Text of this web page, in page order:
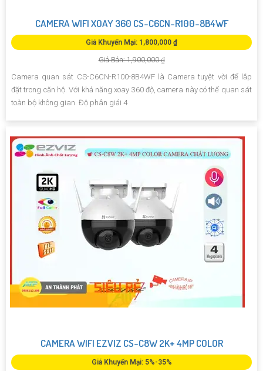
CAMERA WIFI XOAY 360 CS-C6CN-R100-8B4WF
Giá Khuyến Mại: 1,800,000 ₫
Giá Bán: 1,900,000 ₫
Camera quan sát CS-C6CN-R100-8B4WF là Camera tuyệt vời để lắp
đặt trong căn hộ. Với khả năng xoay 360 độ, camera này có thể quan sát
toàn bộ không gian. Độ phân giải 4
CAMERA WIFI EZVIZ CS-C8W 2K+ 4MP COLOR
Giá Khuyến Mại: 5%-35%